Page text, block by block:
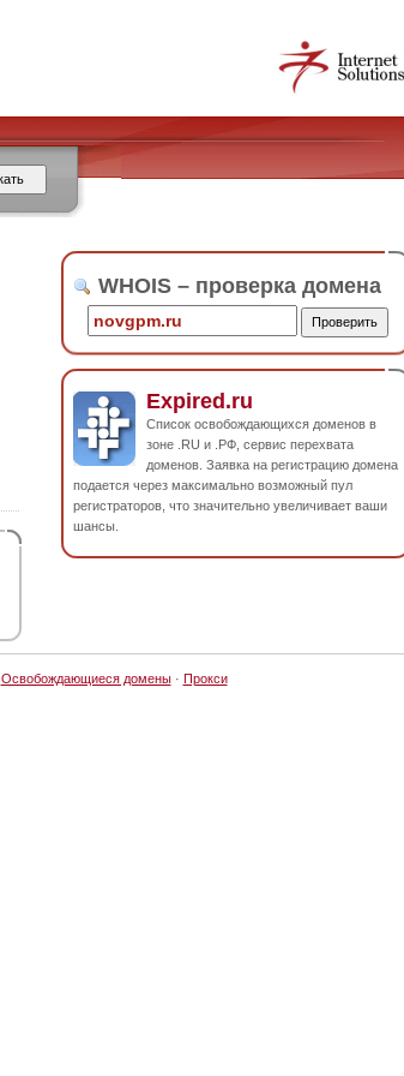
WHOIS – проверка домена
Expired.ru
Список освобождающихся доменов в
зоне .RU и .РФ, сервис перехвата
доменов. Заявка на регистрацию домена
подается через максимально возможный пул
регистраторов, что значительно увеличивает ваши
шансы.
Освобождающиеся домены· Прокси